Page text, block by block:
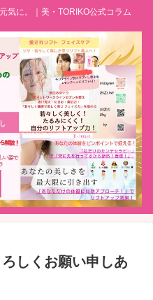
気に。｜美・TORIKO公式コラム
しくお願い申しあ